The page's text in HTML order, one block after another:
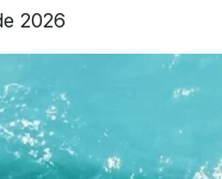
2026